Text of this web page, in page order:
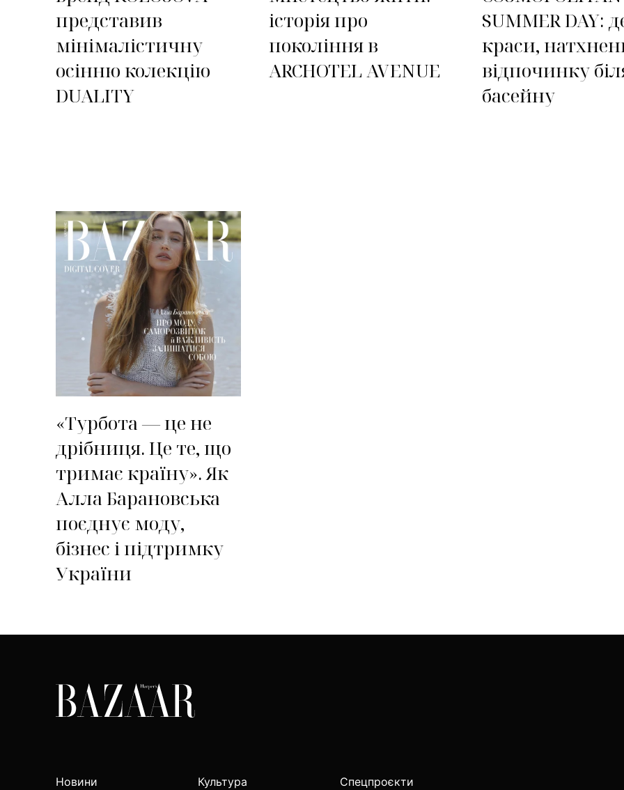
представив
мінімалістичну
осінню колекцію
DUALITY
історія про
покоління в
ARCHOTEL AVENUE
SUMMER DAY:
краси,
відпочинку
басейну
«Турбота — це не
дрібниця. Це те, що
тримає країну». Як
Алла Барановська
поєднує моду,
бізнес і підтримку
України
Новини Культура Спецпроєкти